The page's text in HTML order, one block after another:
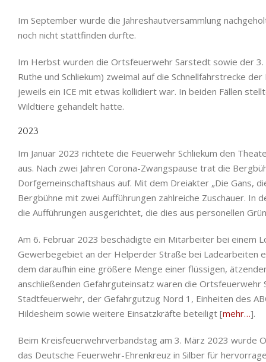
Im September wurde die Jahreshautversammlung
noch nicht stattfinden durfte.
Im Herbst wurden die Ortsfeuerwehr Sarstedt sowie der
Ruthe und Schliekum) zweimal auf die Schnellfahrstrecke
jeweils ein ICE mit etwas kollidiert war. In beiden Fällen
Wildtiere gehandelt hatte.
2023
Im Januar 2023 richtete die Feuerwehr Schliekum den
aus. Nach zwei Jahren Corona-Zwangspause trat die
Dorfgemeinschaftshaus auf. Mit dem Dreiakter „Die Gans,
Bergbühne mit zwei Aufführungen zahlreiche Zuschauer. In
die Aufführungen ausgerichtet, die dies aus personellen
Am 6. Februar 2023 beschädigte ein Mitarbeiter bei einem
Gewerbegebiet an der Helperder Straße bei Ladearbeiten
dem daraufhin eine größere Menge einer flüssigen,
anschließenden Gefahrguteinsatz waren die Ortsfeuerwehr
Stadtfeuerwehr, der Gefahrgutzug Nord 1, Einheiten des
Hildesheim sowie weitere Einsatzkräfte beteiligt [mehr…].
Beim Kreisfeuerwehrverbandstag am 3. März 2023 wurde
das Deutsche Feuerwehr-Ehrenkreuz in Silber für